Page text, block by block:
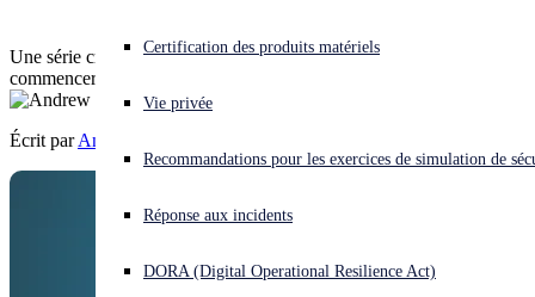
Vous subissez une cyberattaque ? Obtenez une aide immédiate.
Se connecter
Open search
Open language switcher
Certification des produits matériels
Vie privée
Recommandations pour les exercices de simulation de
Réponse aux incidents
DORA (Digital Operational Resilience Act)
Une série croissante d'attaques par email a ciblé les candidats, à
commencer par l’auteur de cet article.
Écrit par Andrew Brandt